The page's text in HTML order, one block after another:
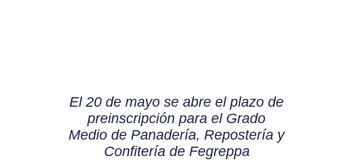
El 20 de mayo se abre el plazo de
preinscripción para el Grado
Medio de Panadería, Repostería y
Confitería de Fegreppa